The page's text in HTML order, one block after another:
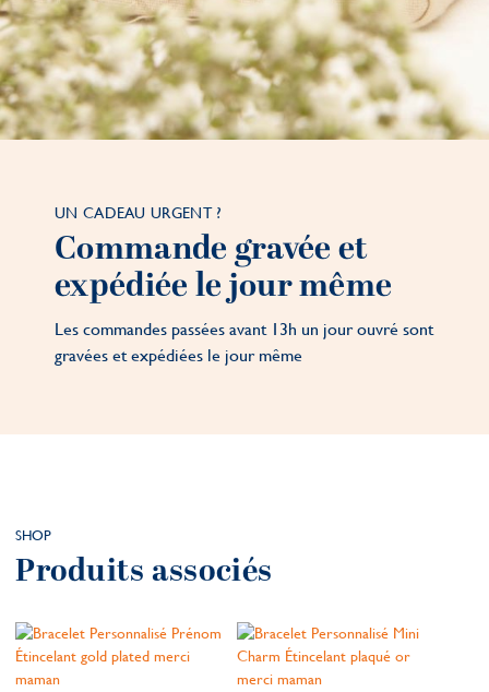
UN CADEAU URGENT ?
Commande gravée et
expédiée le jour même
Les commandes passées avant 13h un jour ouvré sont
gravées et expédiées le jour même
SHOP
Produits associés